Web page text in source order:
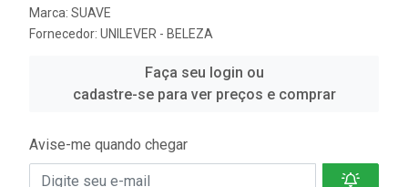
Marca: SUAVE
Fornecedor: UNILEVER - BELEZA
Faça seu login ou
cadastre-se para ver preços e comprar
Avise-me quando chegar